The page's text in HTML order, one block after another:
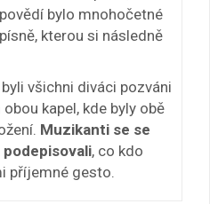
bylo mnohočetné
kterou si následně
všichni diváci pozváni
obou kapel, kde byly obě
Muzikanti se se
, co kdo
příjemné gesto.